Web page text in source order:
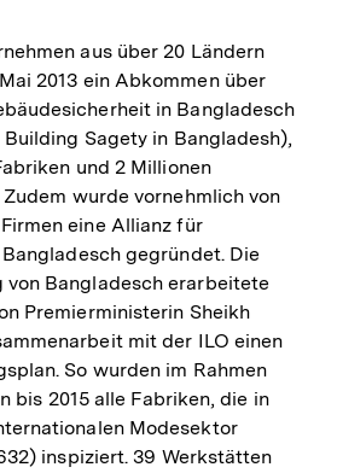
aus über 20 Ländern
2013 ein Abkommen über
in Bangladesch
Sagety in Bangladesh),
und 2 Millionen
wurde vornehmlich von
eine Allianz für
gegründet. Die
von Bangladesch erarbeitete
Premierministerin Sheikh
mit der ILO einen
So wurden im Rahmen
bis 2015 alle Fabriken, die in
Modesektor
inspiziert. 39 Werkstätten